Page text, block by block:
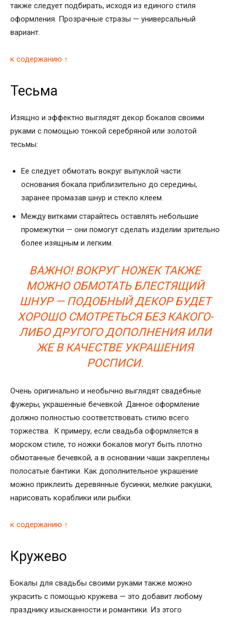
также следует подбирать, исходя из единого стиля
оформления. Прозрачные стразы — универсальный
вариант.
к содержанию ↑
Тесьма
Изящно и эффектно выглядят декор бокалов своими
руками с помощью тонкой серебряной или золотой
тесьмы:
Ее следует обмотать вокруг выпуклой части
основания бокала приблизительно до середины,
заранее промазав шнур и стекло клеем.
Между витками старайтесь оставлять небольшие
промежутки — они помогут сделать изделии зрительно
более изящным и легким.
ВАЖНО! ВОКРУГ НОЖЕК ТАКЖЕ
МОЖНО ОБМОТАТЬ БЛЕСТЯЩИЙ
ШНУР — ПОДОБНЫЙ ДЕКОР БУДЕТ
ХОРОШО СМОТРЕТЬСЯ БЕЗ КАКОГО-
ЛИБО ДРУГОГО ДОПОЛНЕНИЯ ИЛИ
ЖЕ В КАЧЕСТВЕ УКРАШЕНИЯ
РОСПИСИ.
Очень оригинально и необычно выглядят свадебные
фужеры, украшенные бечевкой. Данное оформление
должно полностью соответствовать стилю всего
торжества. К примеру, если свадьба оформляется в
морском стиле, то ножки бокалов могут быть плотно
обмотанные бечевкой, а в основании чаши закреплены
полосатые бантики. Как дополнительное украшение
можно приклеить деревянные бусинки, мелкие ракушки,
нарисовать кораблики или рыбки.
к содержанию ↑
Кружево
Бокалы для свадьбы своими руками также можно
украсить с помощью кружева — это добавит любому
празднику изысканности и романтики. Из этого